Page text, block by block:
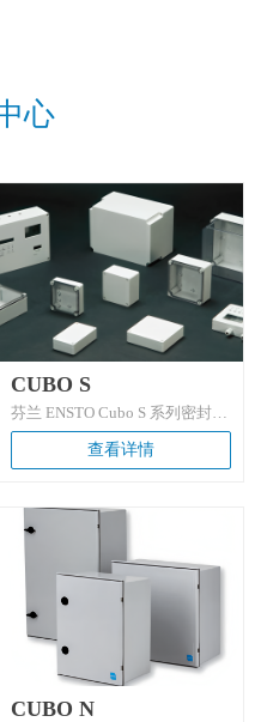
心
CUBO S
芬兰 ENSTO Cubo S 系列密封
箱，IP66/67 双防护等级，ABS /
聚碳酸酯双材质可选，36 种尺
175×250×150mm 全场景，自带
铅封孔与 PCB 专用插槽，适配
工业自动化、户外设备接线等多
场景，欧盟 EN62208 标准认
证，是兼顾通用性与可靠性的工
查看详情
CUBO N